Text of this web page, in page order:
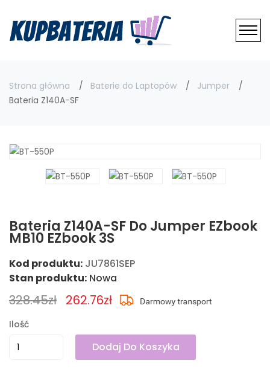
Strona główna Baterie do Laptopów
Jumper
Bateria Z140A-SF
Bateria Z140A-SF Do Jumper EZbook
MB10 EZbook 3S
Kod produktu: JU7861SEP
Stan produktu: Nowa
328.45zł 262.76zł
Ilość
Dodaj Do Koszyka